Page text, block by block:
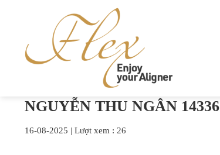
NGUYỄN THU NGÂN 14336
16-08-2025 | Lượt xem : 26